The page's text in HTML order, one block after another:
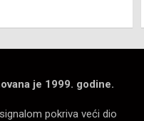
je 1999. godine.
pokriva veći dio